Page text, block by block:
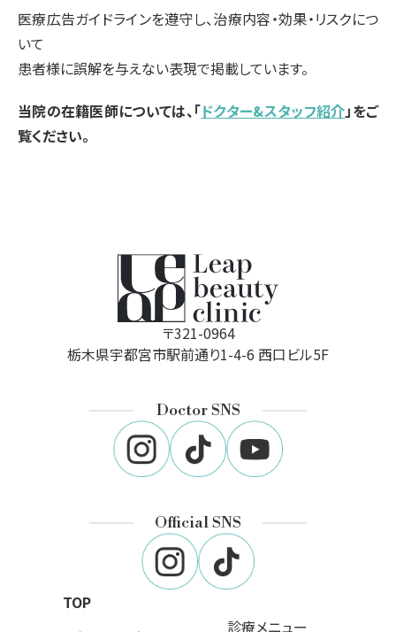
医療広告ガイドラインを遵守し、治療内容・効果・リスクにつ
いて
患者様に誤解を与えない表現で掲載しています。
当院の在籍医師については、「ドクター&スタッフ紹介」をご
覧ください。
〒321-0964
栃木県宇都宮市駅前通り1-4-6 西口ビル5F
Doctor SNS
Official SNS
TOP
診療メニュー